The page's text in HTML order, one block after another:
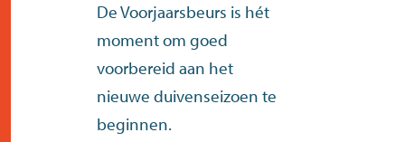
De Voorjaarsbeurs is hét
moment om goed
voorbereid aan het
nieuwe duivenseizoen te
beginnen.